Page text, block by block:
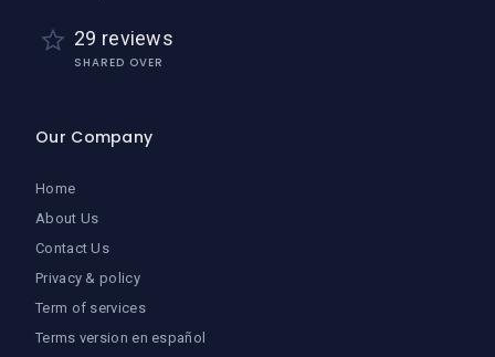
29 reviews
SHARED OVER
Our Company
Home
About Us
Contact Us
Privacy & policy
Term of services
Terms version en español